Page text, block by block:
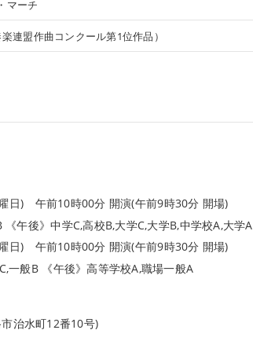
マーチ
連盟作曲コンクール第1位作品）
日) 午前10時00分 開演(午前9時30分 開場)
《午後》中学C,高校B,大学C,大学B,中学校A,大学A
日) 午前10時00分 開演(午前9時30分 開場)
一般B 《午後》高等学校A,職場一般A
治水町12番10号)